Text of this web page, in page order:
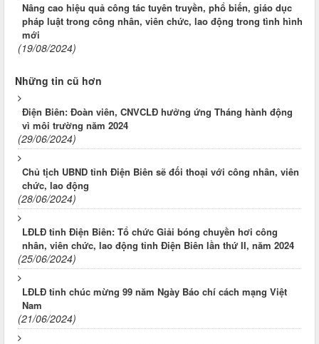
Nâng cao hiệu quả công tác tuyên truyền, phổ biến, giáo dục
pháp luật trong công nhân, viên chức, lao động trong tình hình
mới
(19/08/2024)
Những tin cũ hơn
Điện Biên: Đoàn viên, CNVCLĐ hưởng ứng Tháng hành động
vì môi trường năm 2024
(29/06/2024)
Chủ tịch UBND tỉnh Điện Biên sẽ đối thoại với công nhân, viên
chức, lao động
(28/06/2024)
LĐLĐ tỉnh Điện Biên: Tổ chức Giải bóng chuyền hơi công
nhân, viên chức, lao động tỉnh Điện Biên lần thứ II, năm 2024
(25/06/2024)
LĐLĐ tỉnh chúc mừng 99 năm Ngày Báo chí cách mạng Việt
Nam
(21/06/2024)